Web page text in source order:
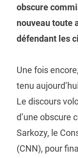
obscure
nouveau toute
défendant les
Une fois
tenu
Le discours
d’une obscure
Sarkozy, le
(CNN), pour